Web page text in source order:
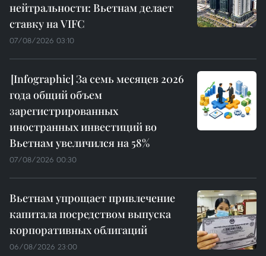
нейтральности: Вьетнам делает
ставку на VIFC
07/08/2026 03:10
За семь месяцев 2026
года общий объем
зарегистрированных
иностранных инвестиций во
Вьетнам увеличился на 58%
07/08/2026 00:30
Вьетнам упрощает привлечение
капитала посредством выпуска
корпоративных облигаций
06/08/2026 23:00